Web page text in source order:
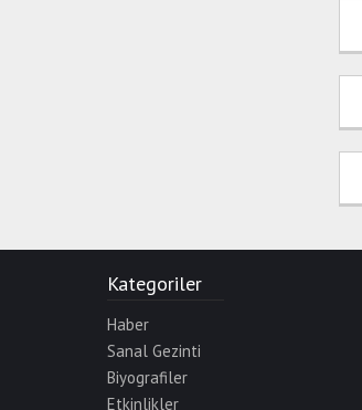
Kategoriler
Haber
Sanal Gezinti
Biyografiler
Etkinlikler